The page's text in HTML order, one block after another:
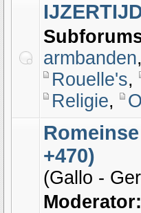
armbanden,
Rouelle's,
Religie,
+470)
(Gallo -
Moderator: